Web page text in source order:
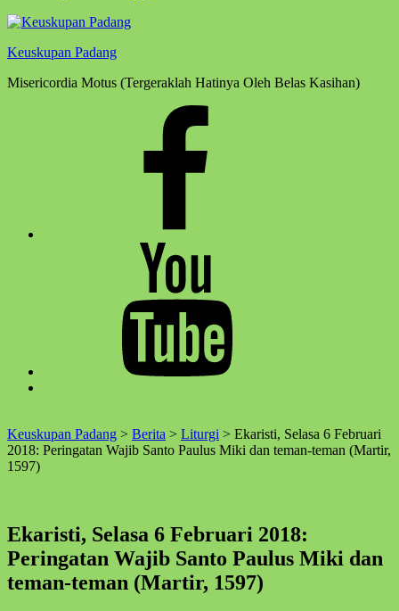
Keuskupan Padang
Misericordia Motus (Tergeraklah Hatinya Oleh Belas Kasihan)
↑
Keuskupan Padang > Berita > Liturgi > Ekaristi, Selasa 6 Februari
2018: Peringatan Wajib Santo Paulus Miki dan teman-teman (Martir,
1597)
Ekaristi, Selasa 6 Februari 2018:
Peringatan Wajib Santo Paulus Miki dan
teman-teman (Martir, 1597)